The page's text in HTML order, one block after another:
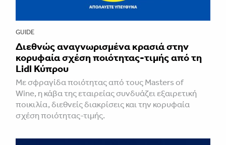
GUIDE
Διεθνώς αναγνωρισμένα κρασιά στην
κορυφαία σχέση ποιότητας-τιμής από τη
Lidl Κύπρου
Με σφραγίδα ποιότητας από τους Masters of
Wine, η κάβα της εταιρείας συνδυάζει εξαιρετική
ποικιλία, διεθνείς διακρίσεις και την κορυφαία
σχέση ποιότητας-τιμής.